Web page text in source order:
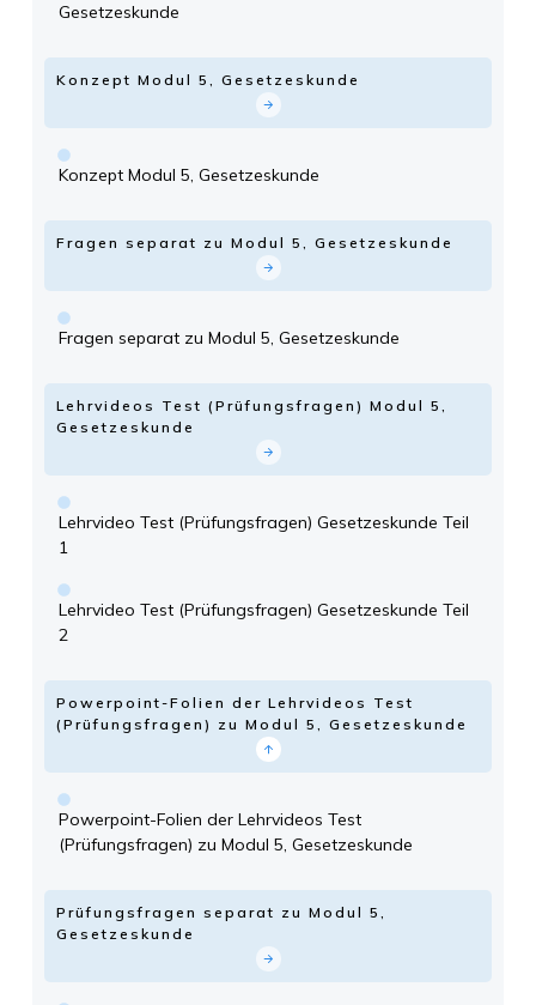
Gesetzeskunde
Konzept Modul 5, Gesetzeskunde
Konzept Modul 5, Gesetzeskunde
Fragen separat zu Modul 5, Gesetzeskunde
Fragen separat zu Modul 5, Gesetzeskunde
Lehrvideos Test (Prüfungsfragen) Modul 5,
Gesetzeskunde
Lehrvideo Test (Prüfungsfragen) Gesetzeskunde Teil
1
Lehrvideo Test (Prüfungsfragen) Gesetzeskunde Teil
2
Powerpoint-Folien der Lehrvideos Test
(Prüfungsfragen) zu Modul 5, Gesetzeskunde
Powerpoint-Folien der Lehrvideos Test
(Prüfungsfragen) zu Modul 5, Gesetzeskunde
Prüfungsfragen separat zu Modul 5,
Gesetzeskunde